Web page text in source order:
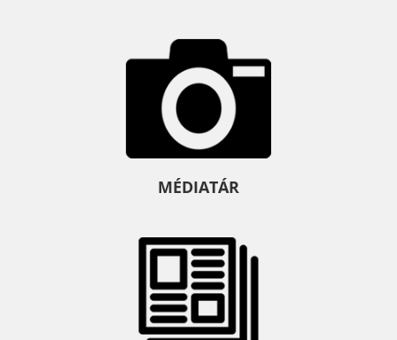
MÉDIATÁR